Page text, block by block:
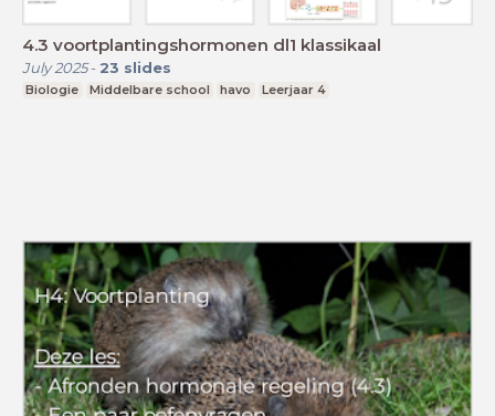
4.3 voortplantingshormonen dl1 klassikaal
July 2025- 23 slides
Biologie Middelbare school havo Leerjaar 4